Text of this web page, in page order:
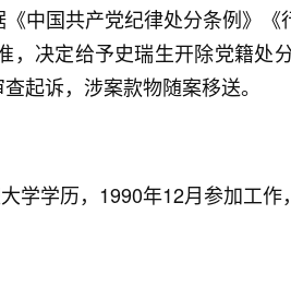
中国共产党纪律处分条例》
决定给予史瑞生开除党籍处
起诉，涉案款物随案移送。
学历，1990年12月参加工作